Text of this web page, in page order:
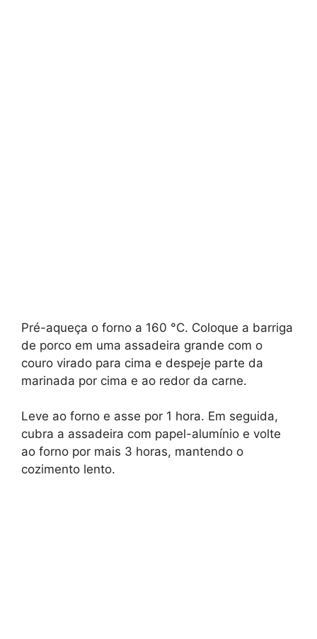
Pré-aqueça o forno a 160 °C. Coloque a barriga
de porco em uma assadeira grande com o
couro virado para cima e despeje parte da
marinada por cima e ao redor da carne.
Leve ao forno e asse por 1 hora. Em seguida,
cubra a assadeira com papel-alumínio e volte
ao forno por mais 3 horas, mantendo o
cozimento lento.